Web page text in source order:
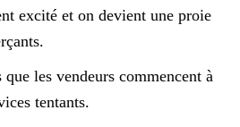
excité et on devient une proie
les vendeurs commencent à
tentants.